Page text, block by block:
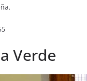
Verde